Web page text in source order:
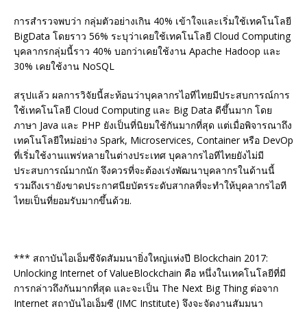
การสำรวจพบว่า กลุ่มตัวอย่างเกิน 40% เข้าใจและเริ่มใช้เทคโนโลยี
BigData โดยราว 56% ระบุว่าเคยใช้เทคโนโลยี Cloud Computing
บุคลากรกลุ่มนี้ราว 40% บอกว่าเคยใช้งาน Apache Hadoop และ
30% เคยใช้งาน NoSQL
สรุปแล้ว ผลการวิจัยนี้สะท้อนว่าบุคลากรไอทีไทยมีประสบการณ์การ
ใช้เทคโนโลยี Cloud Computing และ Big Data ดีขึ้นมาก โดย
ภาษา Java และ PHP ยังเป็นที่นิยมใช้กันมากที่สุด แต่เมื่อพิจารณาถึง
เทคโนโลยีใหม่อย่าง Spark, Microservices, Container หรือ DevOp
ที่เริ่มใช้งานแพร่หลายในต่างประเทศ บุคลากรไอทีไทยยังไม่มี
ประสบการณ์มากนัก จึงควรที่จะต้องเร่งพัฒนาบุคลากรในด้านนี้
รวมถึงเรายังขาดประกาศนียบัตรระดับสากลที่จะทำให้บุคลากรไอที
ไทยเป็นที่ยอมรับมากขึ้นด้วย.
*** สถาบันไอเอ็มซีจัดสัมมนายิ่งใหญ่แห่งปี Blockchain 2017:
Unlocking Internet of ValueBlockchain คือ หนึ่งในเทคโนโลยีที่มี
การกล่าวถึงกันมากที่สุด และจะเป็น The Next Big Thing ต่อจาก
Internet สถาบันไอเอ็มซี (IMC Institute) จึงจะจัดงานสัมมนา